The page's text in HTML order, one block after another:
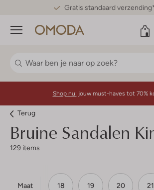
Gratis standaard
Menu
Shop nu: jouw must-haves tot 70%
Terug
Bruine Sandalen
129 items
Maat 18 19 20 21